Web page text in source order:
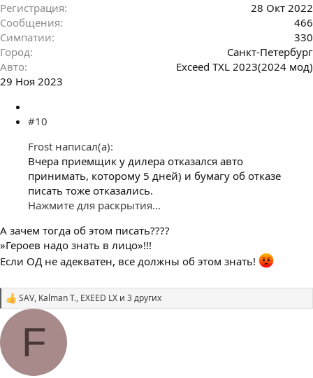
Регистрация
28 Окт 2022
Сообщения
466
Симпатии
330
Город
Санкт-Петербург
Авто
Exceed TXL 2023(2024 мод)
29 Ноя 2023
#10
Frost написал(а):
Вчера приемщик у дилера отказался авто
принимать, которому 5 дней) и бумагу об отказе
писать тоже отказались.
Нажмите для раскрытия...
А зачем тогда об этом писать????
»Героев надо знать в лицо»!!!
Если ОД не адекватен, все должны об этом знать!
С
м
т
и
SAV, Kalman T., EXEED LX и 3 других
F